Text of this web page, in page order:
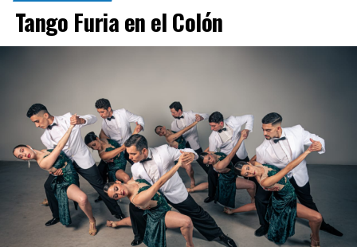
Tango Furia en el Colón